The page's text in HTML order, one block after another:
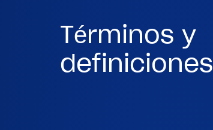
Términos y
definiciones